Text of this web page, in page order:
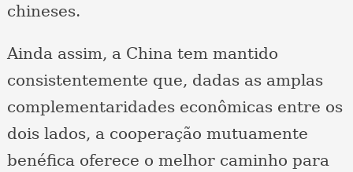
chineses.
Ainda assim, a China tem mantido
consistentemente que, dadas as amplas
complementaridades econômicas entre os
dois lados, a cooperação mutuamente
benéfica oferece o melhor caminho para